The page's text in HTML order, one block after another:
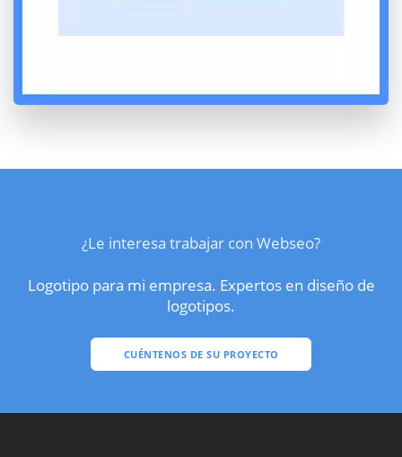
¿Le interesa trabajar con Webseo?
Logotipo para mi empresa. Expertos en diseño de
logotipos.
CUÉNTENOS DE SU PROYECTO